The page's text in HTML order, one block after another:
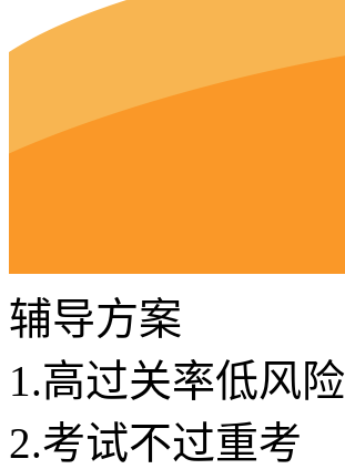
辅导方案
1.高过关率低风险
2.考试不过重考